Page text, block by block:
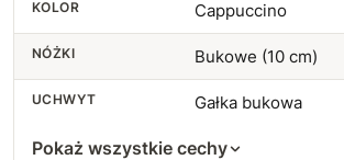
KOLOR Cappuccino
NÓŻKI Bukowe (10 cm)
UCHWYT Gałka bukowa
Pokaż wszystkie cechy